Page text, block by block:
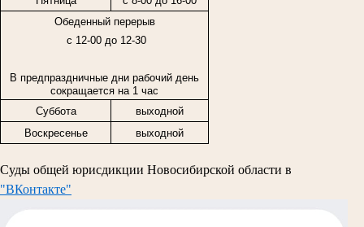
Обеденный перерыв
с 12-00 до 12-30
В предпраздничные дни рабочий день
сокращается на 1 час
Суббота
выходной
Воскресенье
выходной
Суды общей юрисдикции Новосибирской области в
"ВКонтакте"